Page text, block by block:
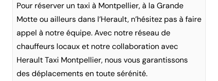
Pour réserver un taxi à Montpellier, à la Grande
Motte ou ailleurs dans l’Herault, n’hésitez pas à faire
appel à notre équipe. Avec notre réseau de
chauffeurs locaux et notre collaboration avec
Herault Taxi Montpellier, nous vous garantissons
des déplacements en toute sérénité.